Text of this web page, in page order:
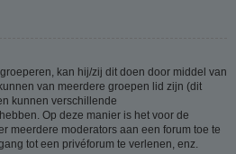
kan hij/zij dit doen door middel van
van meerdere groepen lid zijn (dit
kunnen verschillende
Op deze manier is het voor de
meerdere moderators aan een forum toe te
tot een privéforum te verlenen, enz.